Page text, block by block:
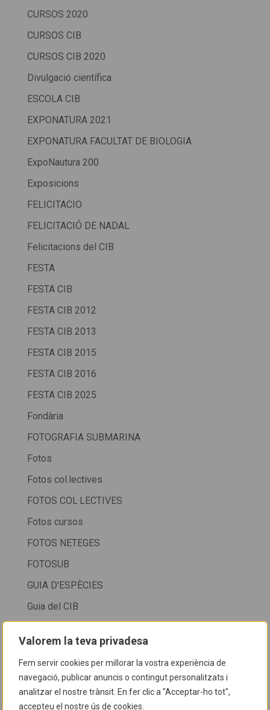
Valorem la teva privadesa
Fem servir cookies per millorar la vostra experiència de
navegació, publicar anuncis o contingut personalitzats i
analitzar el nostre trànsit. En fer clic a "Acceptar-ho tot",
accepteu el nostre ús de cookies.
CURSOS 2020
CURSOS CIB
CURSOS CIB 2020
Divulgació científica
ESCOLA CIB
EXPONATURA 2021
EXPONATURA FACULTAT DE BIOLOGIA
ExpoNautura 200
Exposicions
FELICITACIO
FELICITACIÓ DE NADAL
Felicitacions del CIB
FESTA
FESTA CIB
FESTA CIB 2012
FESTA CIB 2013
FESTA CIB 2015
FESTA CIB 2016
FESTA CIB 2025
Fondària
FOTOGRAFIA SUBMARINA
Fotos
Fotos col.lectives
FOTOS COL·LECTIVES
Fotos cursos
FOTOS NETEGES
FOTOSUB
GUIA D'ESPÈCIES
Guia del CIB
HORARI CIB + SALÓ DE LA IMMERSIÓ DE LA FIRA
DE CORNELLÀ
HORARI D'ATENCIÓ AL PÚBLIC